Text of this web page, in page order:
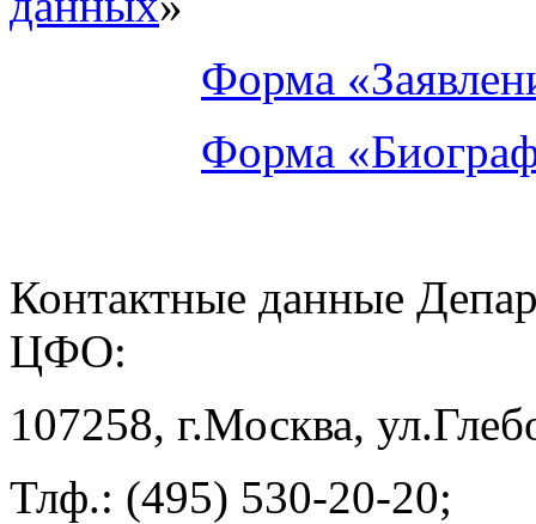
Форма
Форма
Контактные данные
ЦФО:
107258, г.Москва,
Тлф.: (495) 530-20-20;